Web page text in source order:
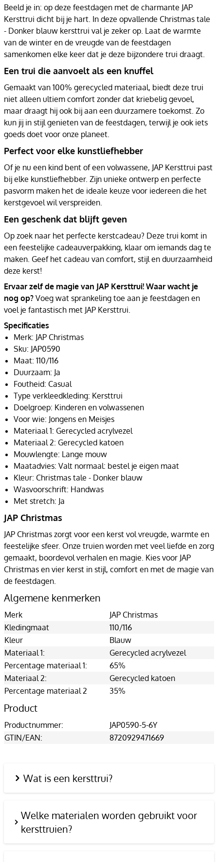
Beeld je in: op deze feestdagen met de charmante JAP
Kersttrui dicht bij je hart. In deze opvallende Christmas tale
- Donker blauw kersttrui val je zeker op. Laat de warmte
van de winter en de vreugde van de feestdagen
samenkomen elke keer dat je deze bijzondere trui draagt.
Een trui die aanvoelt als een knuffel
Gemaakt van 100% gerecycled materiaal, biedt deze trui
niet alleen ultiem comfort zonder dat kriebelig gevoel,
maar draagt hij ook bij aan een duurzamere toekomst. Zo
kun jij in stijl genieten van de feestdagen, terwijl je ook iets
goeds doet voor onze planeet.
Perfect voor elke kunstliefhebber
Of je nu een kind bent of een volwassene, JAP Kersttrui past
bij elke kunstliefhebber. Zijn unieke ontwerp en perfecte
pasvorm maken het de ideale keuze voor iedereen die het
kerstgevoel wil verspreiden.
Een geschenk dat blijft geven
Op zoek naar het perfecte kerstcadeau? Deze trui komt in
een feestelijke cadeauverpakking, klaar om iemands dag te
maken. Geef het cadeau van comfort, stijl en duurzaamheid
deze kerst!
Ervaar zelf de magie van JAP Kersttrui! Waar wacht je
nog op? Voeg wat sprankeling toe aan je feestdagen en
voel je fantastisch met JAP Kersttrui.
Specificaties
Merk: JAP Christmas
Sku: JAP0590
Maat: 110/116
Duurzaam: Ja
Foutheid: Casual
Type verkleedkleding: Kersttrui
Doelgroep: Kinderen en volwassenen
Voor wie: Jongens en Meisjes
Materiaal 1: Gerecycled acrylvezel
Materiaal 2: Gerecycled katoen
Mouwlengte: Lange mouw
Maatadvies: Valt normaal: bestel je eigen maat
Kleur: Christmas tale - Donker blauw
Wasvoorschrift: Handwas
Met stretch: Ja
JAP Christmas
JAP Christmas zorgt voor een kerst vol vreugde, warmte en
feestelijke sfeer. Onze truien worden met veel liefde en zorg
gemaakt, boordevol verhalen en magie. Kies voor JAP
Christmas en vier kerst in stijl, comfort en met de magie van
de feestdagen.
Algemene kenmerken
Merk
JAP Christmas
Kledingmaat
110/116
Kleur
Blauw
Materiaal 1:
Gerecycled acrylvezel
Percentage materiaal 1:
65%
Materiaal 2:
Gerecycled katoen
Percentage materiaal 2
35%
Product
Productnummer:
JAP0590-5-6Y
GTIN/EAN:
8720929471669
Wat is een kersttrui?
Welke materialen worden gebruikt voor
kersttruien?